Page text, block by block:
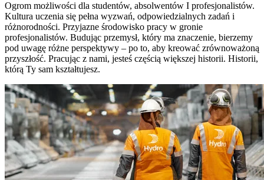
Ogrom możliwości dla studentów, absolwentów I profesjonalistów.
Kultura uczenia się pełna wyzwań, odpowiedzialnych zadań i
różnorodności. Przyjazne środowisko pracy w gronie
profesjonalistów. Budując przemysł, który ma znaczenie, bierzemy
pod uwagę różne perspektywy – po to, aby kreować zrównoważoną
przyszłość. Pracując z nami, jesteś częścią większej historii. Historii,
którą Ty sam kształtujesz.